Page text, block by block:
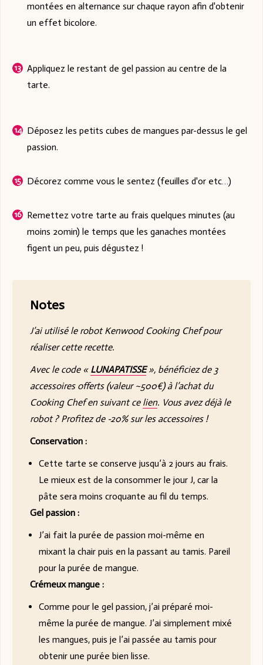
montées en alternance sur chaque rayon afin d'obtenir
un effet bicolore.
Appliquez le restant de gel passion au centre de la
tarte.
Déposez les petits cubes de mangues par-dessus le gel
passion.
Décorez comme vous le sentez (feuilles d'or etc…)
Remettez votre tarte au frais quelques minutes (au
moins 20min) le temps que les ganaches montées
figent un peu, puis dégustez !
Notes
J’ai utilisé le robot Kenwood Cooking Chef pour
réaliser cette recette.
Avec le code « LUNAPATISSE», bénéficiez de 3
accessoires offerts (valeur ~500€) à l’achat du
Cooking Chef en suivant ce lien. Vous avez déjà le
robot ? Profitez de -20% sur les accessoires !
Conservation :
Cette tarte se conserve jusqu’à 2 jours au frais.
Le mieux est de la consommer le jour J, car la
pâte sera moins croquante au fil du temps.
Gel passion :
J’ai fait la purée de passion moi-même en
mixant la chair puis en la passant au tamis. Pareil
pour la purée de mangue.
Crémeux mangue :
Comme pour le gel passion, j’ai préparé moi-
même la purée de mangue. J’ai simplement mixé
les mangues, puis je l’ai passée au tamis pour
obtenir une purée bien lisse.